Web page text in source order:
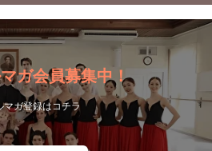
ガ会員募集中！
マガ登録はコチラ